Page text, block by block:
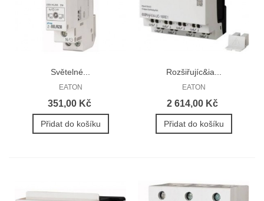
Světelné...
EATON
351,00 Kč
Přidat do košíku
Rozšiřujíc&ia...
EATON
2 614,00 Kč
Přidat do košíku